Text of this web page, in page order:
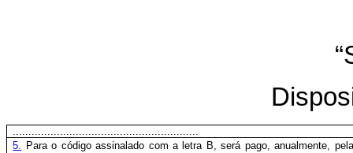
...........................................................
5. Para o código assinalado com a letra B, será pago, anualmente,